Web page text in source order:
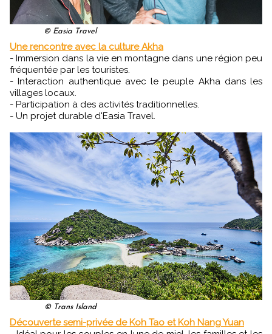
© Easia Travel
Une rencontre avec la culture Akha
- Immersion dans la vie en montagne dans une région peu
fréquentée par les touristes.
- Interaction authentique avec le peuple Akha dans les
villages locaux.
- Participation à des activités traditionnelles.
- Un projet durable d'Easia Travel.
© Trans Island
Découverte semi-privée de Koh Tao et Koh Nang Yuan